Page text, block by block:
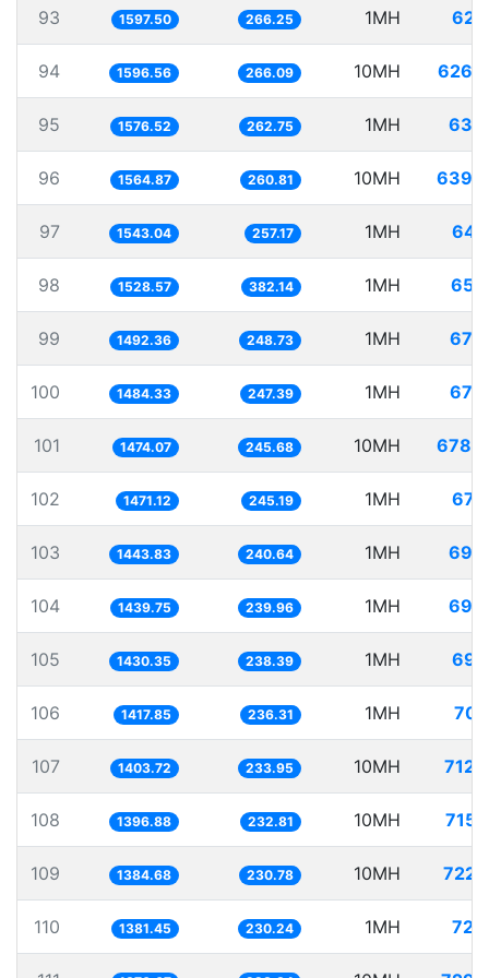
93 1597.50 266.25 1MH
94 1596.56 266.09 10MH
95 1576.52 262.75 1MH
96 1564.87 260.81 10MH
97 1543.04 257.17 1MH
98 1528.57 382.14 1MH
99 1492.36 248.73 1MH
100 1484.33 247.39 1MH
101 1474.07 245.68 10MH
102 1471.12 245.19 1MH
103 1443.83 240.64 1MH
104 1439.75 239.96 1MH
105 1430.35 238.39 1MH
106 1417.85 236.31 1MH
107 1403.72 233.95 10MH
108 1396.88 232.81 10MH
109 1384.68 230.78 10MH
110 1381.45 230.24 1MH